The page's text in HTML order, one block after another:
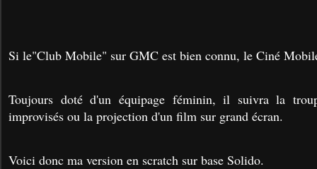
Si le"Club Mobile" sur GMC est bien connu, le Ciné
Toujours doté d'un équipage féminin, il suivra la
improvisés ou la projection d'un film sur grand écran.
Voici donc ma version en scratch sur base Solido.